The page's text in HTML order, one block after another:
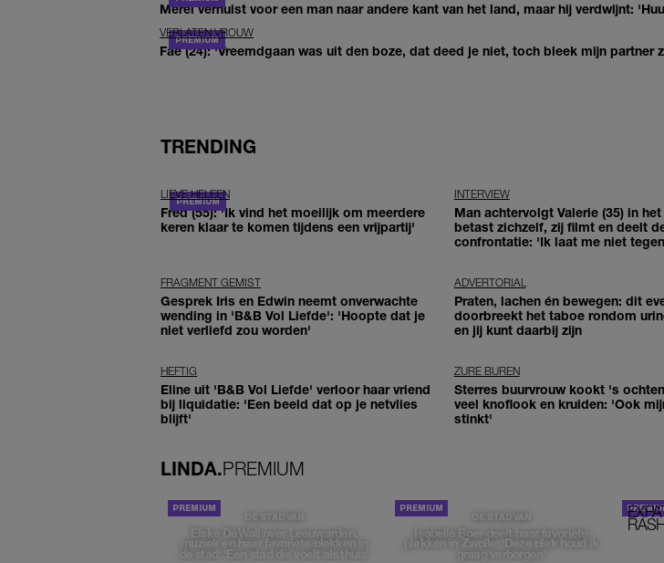
Merel verhuist voor een man naar andere kant van het land, maar hij verdwijnt:
VERLATEN VROUW
Fae (24): 'Vreemdgaan was uit den boze, dat deed je niet, toch bleek mijn partner
TRENDING
LIEVE HELEEN
Fred (55): 'Ik vind het moeilijk om meerdere
keren klaar te komen tijdens een vrijpartij'
INTERVIEW
Man achtervolgt Valerie (35) in
betast zichzelf, zij filmt en deelt
confrontatie: 'Ik laat me niet
FRAGMENT GEMIST
Gesprek Iris en Edwin neemt onverwachte
wending in 'B&B Vol Liefde': 'Hoopte dat je
niet verliefd zou worden'
ADVERTORIAL
Praten, lachen én bewegen: dit
doorbreekt het taboe rondom
en jij kunt daarbij zijn
HEFTIG
Eline uit 'B&B Vol Liefde' verloor haar vriend
bij liquidatie: 'Een beeld dat op je netvlies
blijft'
ZURE BUREN
Sterres buurvrouw kookt 's
veel knoflook en kruiden: 'Ook
stinkt'
LINDA.PREMIUM
DE STAD VAN
Elske DeWall over Leeuwarden,
muziek en haar favoriete plekken in
de stad: 'Een stad die voelt als thuis'
DE STAD VAN
Isabelle Boer deelt haar favoriete
plekken in Zwolle: 'Deze plek houd ik
graag verborgen'